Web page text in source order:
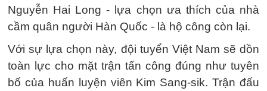
Nguyễn Hai Long - lựa chọn ưa thích của nhà
cầm quân người Hàn Quốc - là hộ công còn lại.
Với sự lựa chọn này, đội tuyển Việt Nam sẽ dồn
toàn lực cho mặt trận tấn công đúng như tuyên
bố của huấn luyện viên Kim Sang-sik. Trận đấu